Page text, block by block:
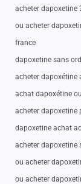
acheter dapoxetine
ou acheter
france
dapoxetine sans
acheter dapoxétine
achat dapoxétine
acheter dapoxetine
dapoxetine achat
acheter dapoxetine
ou acheter
ou acheter